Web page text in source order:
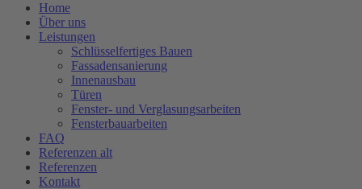
Home
Über uns
Leistungen
Schlüsselfertiges Bauen
Fassadensanierung
Innenausbau
Türen
Fenster- und Verglasungsarbeiten
Fensterbauarbeiten
FAQ
Referenzen alt
Referenzen
Kontakt